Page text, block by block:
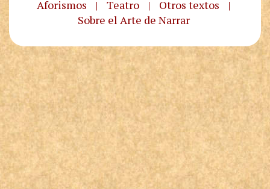
Aforismos
| Teatro | Otros textos
|
Sobre el Arte de Narrar